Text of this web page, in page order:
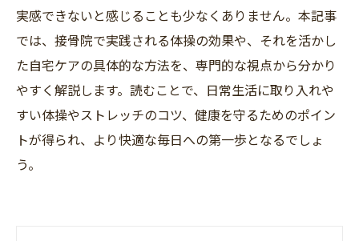
実感できないと感じることも少なくありません。本記事
では、接骨院で実践される体操の効果や、それを活かし
た自宅ケアの具体的な方法を、専門的な視点から分かり
やすく解説します。読むことで、日常生活に取り入れや
すい体操やストレッチのコツ、健康を守るためのポイン
トが得られ、より快適な毎日への第一歩となるでしょ
う。